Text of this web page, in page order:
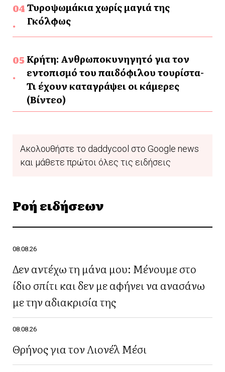
Τυροψωμάκια χωρίς μαγιά της
Γκόλφως
Κρήτη: Ανθρωποκυνηγητό για τον
εντοπισμό του παιδόφιλου τουρίστα-
Τι έχουν καταγράψει οι κάμερες
(Βίντεο)
Ακολουθήστε το daddycool στο Google news
και μάθετε πρώτοι όλες τις ειδήσεις
Ροή ειδήσεων
08.08.26
Δεν αντέχω τη μάνα μου: Μένουμε στο
ίδιο σπίτι και δεν με αφήνει να ανασάνω
με την αδιακρισία της
08.08.26
Θρήνος για τον Λιονέλ Μέσι